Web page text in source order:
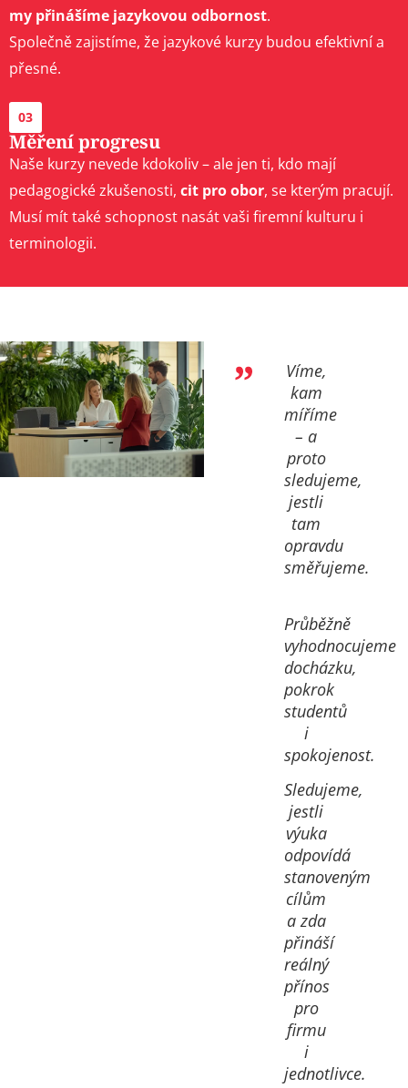
my přinášíme jazykovou odbornost.
Společně zajistíme, že jazykové kurzy budou efektivní a
přesné.
03
Měření progresu
Naše kurzy nevede kdokoliv – ale jen ti, kdo mají
pedagogické zkušenosti, cit pro obor, se kterým pracují.
Musí mít také schopnost nasát vaši firemní kulturu i
terminologii.
Víme,
kam
míříme
– a
proto
sledujeme,
jestli
tam
opravdu
směřujeme.
Průběžně
vyhodnocujeme
docházku,
pokrok
studentů
i
spokojenost.
Sledujeme,
jestli
výuka
odpovídá
stanoveným
cílům
a zda
přináší
reálný
přínos
pro
firmu
i
jednotlivce.